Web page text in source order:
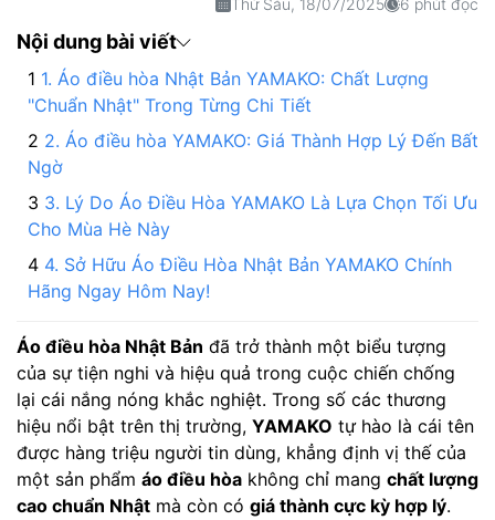
Thứ Sáu, 18/07/2025 6 phút đọc
Nội dung bài viết
1. Áo điều hòa Nhật Bản YAMAKO: Chất Lượng
"Chuẩn Nhật" Trong Từng Chi Tiết
2. Áo điều hòa YAMAKO: Giá Thành Hợp Lý Đến Bất
Ngờ
3. Lý Do Áo Điều Hòa YAMAKO Là Lựa Chọn Tối Ưu
Cho Mùa Hè Này
4. Sở Hữu Áo Điều Hòa Nhật Bản YAMAKO Chính
Hãng Ngay Hôm Nay!
Áo điều hòa Nhật Bản đã trở thành một biểu tượng
của sự tiện nghi và hiệu quả trong cuộc chiến chống
lại cái nắng nóng khắc nghiệt. Trong số các thương
hiệu nổi bật trên thị trường, YAMAKO tự hào là cái tên
được hàng triệu người tin dùng, khẳng định vị thế của
một sản phẩm áo điều hòa không chỉ mang chất lượng
cao chuẩn Nhật mà còn có giá thành cực kỳ hợp lý.